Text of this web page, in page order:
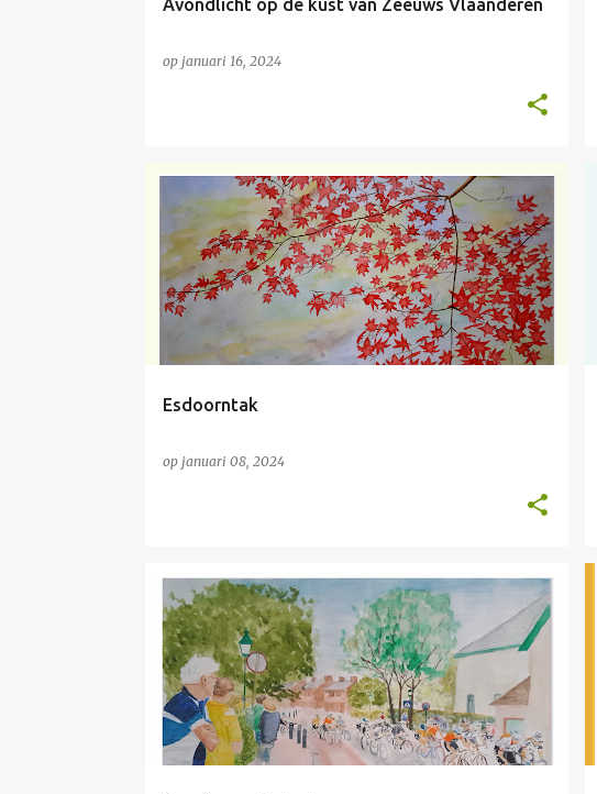
Avondlicht op de kust van Zeeuws Vlaanderen
op januari 16, 2024
Esdoorntak
op januari 08, 2024
NIET TE KOOP
NIET TE KOOP WIELRENNEN